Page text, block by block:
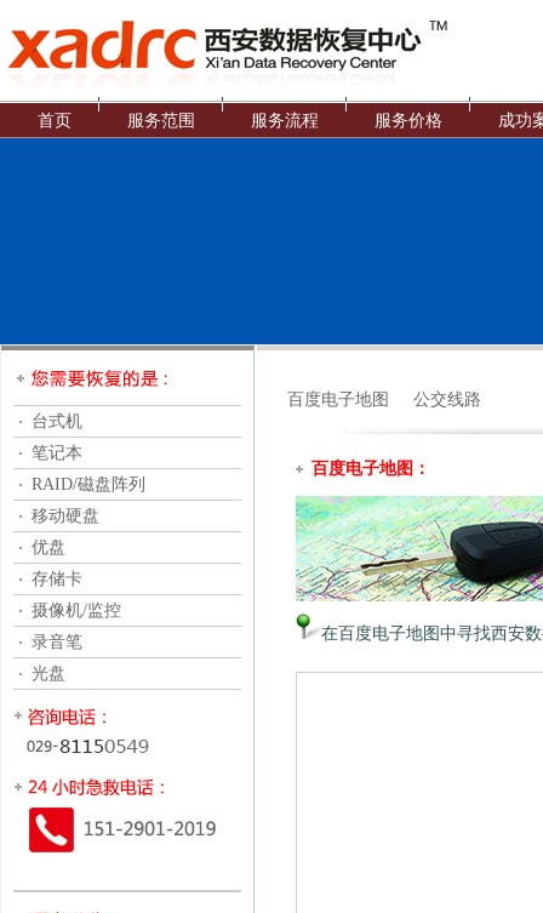
首页 服务范围 服务流程 服务价格 成功
台式机
笔记本
RAID/磁盘阵列
移动硬盘
优盘
存储卡
摄像机/监控
录音笔
光盘
百度电子地图 公交线路
百度电子地图：
在百度电子地图中寻找西安